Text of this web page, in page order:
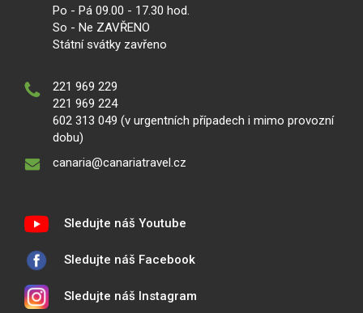
Po - Pá 09.00 - 17.30 hod.
So - Ne ZAVŘENO
Státní svátky zavřeno
221 969 229
221 969 224
602 313 049 (v urgentních případech i mimo provozní
dobu)
canaria@canariatravel.cz
Sledujte náš Youtube
Sledujte náš Facebook
Sledujte náš Instagram